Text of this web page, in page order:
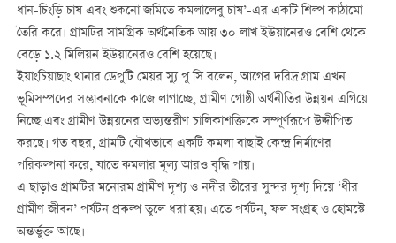
ধান-চিংড়ি চাষ এবং শুকনো জমিতে কমলালেবু চাষ’-এর একটি শিল্প কাঠামো
তৈরি করে। গ্রামটির সামগ্রিক অর্থনৈতিক আয় ৩০ লাখ ইউয়ানেরও বেশি থেকে
বেড়ে ১.২ মিলিয়ন ইউয়ানেরও বেশি হয়েছে।
ইয়াংচিয়াছাং থানার ডেপুটি মেয়র স্যু পু সি বলেন, আগের দরিদ্র গ্রাম এখন
ভূমিসম্পদের সম্ভাবনাকে কাজে লাগাচ্ছে, গ্রামীণ গোষ্ঠী অর্থনীতির উন্নয়ন এগিয়ে
নিচ্ছে এবং গ্রামীণ উন্নয়নের অভ্যন্তরীণ চালিকাশক্তিকে সম্পূর্ণরূপে উদ্দীপিত
করছে। গত বছর, গ্রামটি যৌথভাবে একটি কমলা বাছাই কেন্দ্র নির্মাণের
পরিকল্পনা করে, যাতে কমলার মূল্য আরও বৃদ্ধি পায়।
এ ছাড়াও গ্রামটির মনোরম গ্রামীণ দৃশ্য ও নদীর তীরের সুন্দর দৃশ্য দিয়ে ‘ধীর
গ্রামীণ জীবন’ পর্যটন প্রকল্প তুলে ধরা হয়। এতে পর্যটন, ফল সংগ্রহ ও হোমস্টে
অন্তর্ভুক্ত আছে।